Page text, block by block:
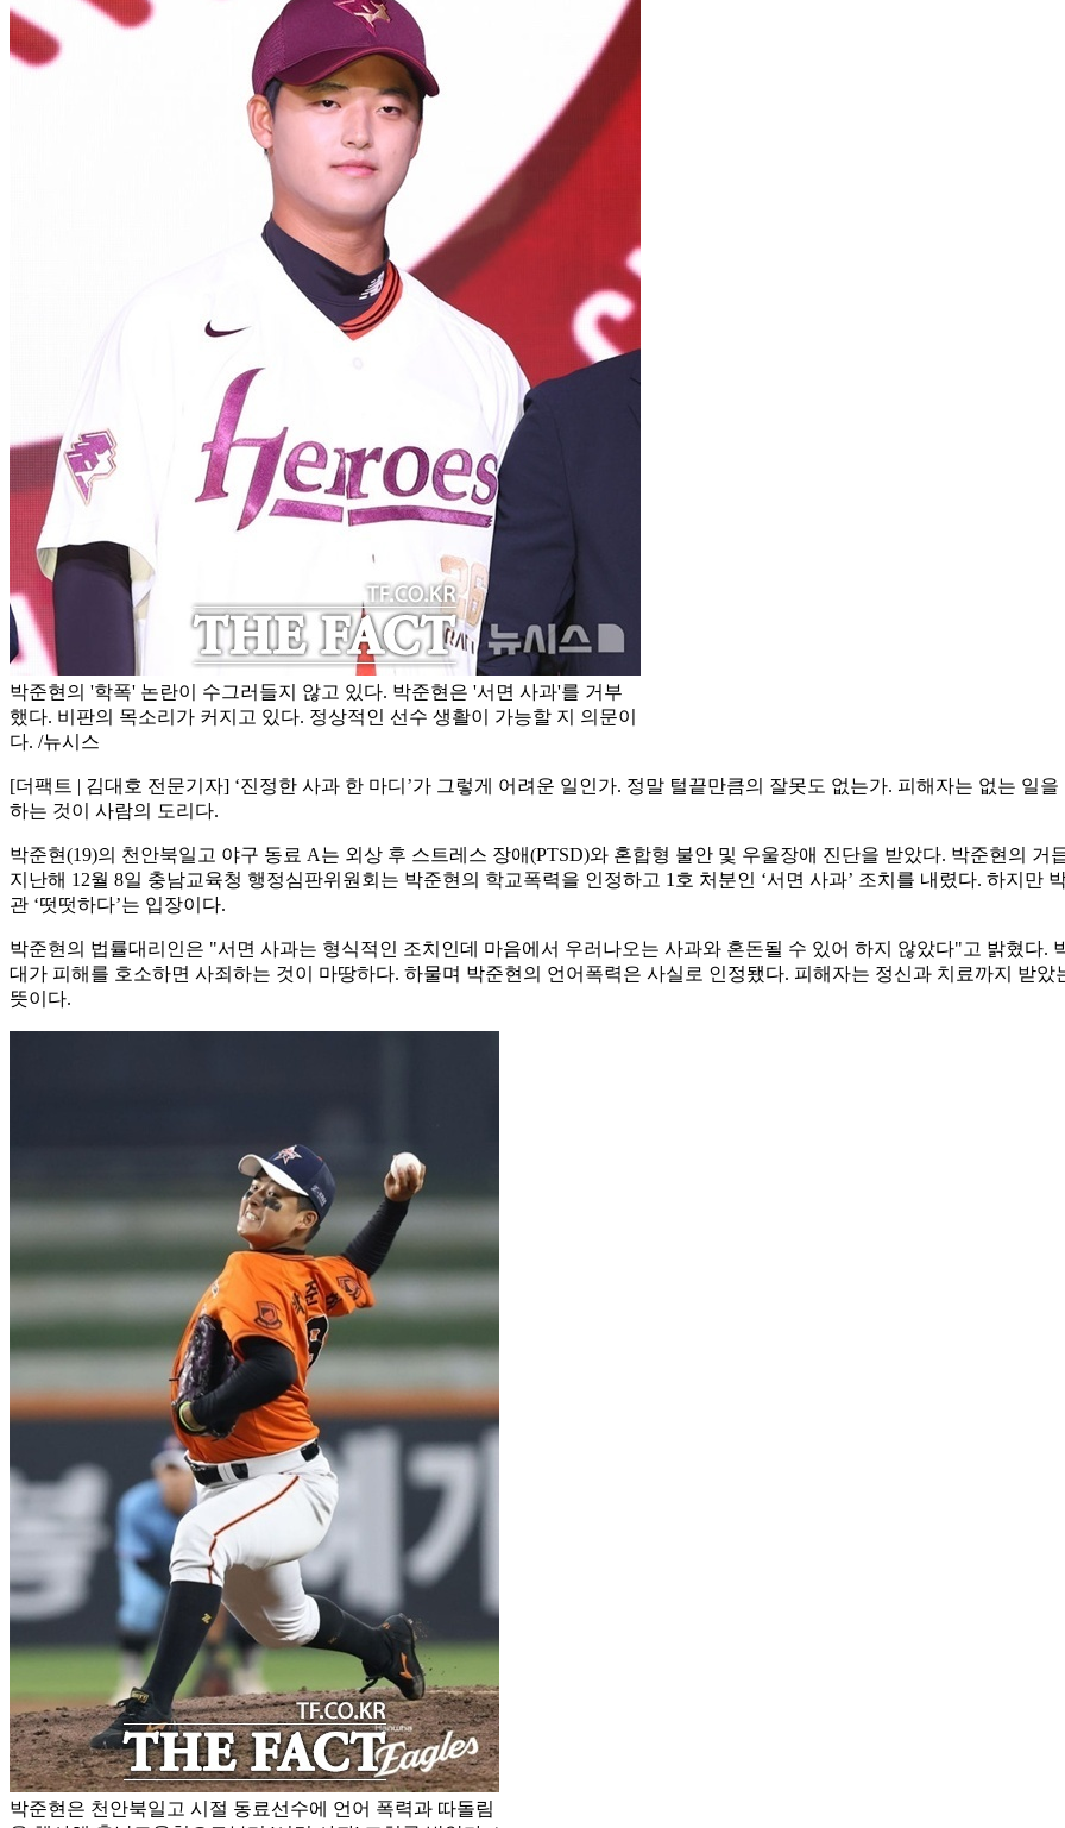
박준현의 '학폭' 논란이 수그러들지 않고 있다. 박준현은 '서면 사과'를 거부
했다. 비판의 목소리가 커지고 있다. 정상적인 선수 생활이 가능할 지 의문이
다. /뉴시스
[더팩트 | 김대호 전문기자] ‘진정한 사과 한 마디’가 그렇게 어려운 일인가. 정말 털끝만큼의 잘못도 없는가. 피해자는 없는 일
하는 것이 사람의 도리다.
박준현(19)의 천안북일고 야구 동료 A는 외상 후 스트레스 장애(PTSD)와 혼합형 불안 및 우울장애 진단을 받았다. 박준현의
지난해 12월 8일 충남교육청 행정심판위원회는 박준현의 학교폭력을 인정하고 1호 처분인 ‘서면 사과’ 조치를 내렸다. 하지만
관 ‘떳떳하다’는 입장이다.
박준현의 법률대리인은 "서면 사과는 형식적인 조치인데 마음에서 우러나오는 사과와 혼돈될 수 있어 하지 않았다"고 밝혔다.
대가 피해를 호소하면 사죄하는 것이 마땅하다. 하물며 박준현의 언어폭력은 사실로 인정됐다. 피해자는 정신과 치료까지 받
뜻이다.
박준현은 천안북일고 시절 동료선수에 언어 폭력과 따돌림